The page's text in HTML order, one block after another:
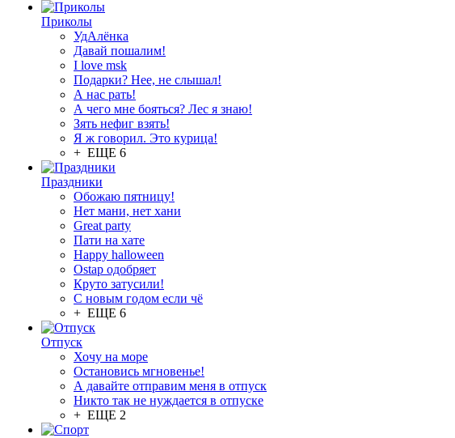
Приколы
УдАлёнка
Давай пошалим!
I love msk
Подарки? Нее, не слышал!
А нас рать!
А чего мне бояться? Лес я знаю!
Зять нефиг взять!
Я ж говорил. Это курица!
+ ЕЩЕ 6
Праздники
Обожаю пятницу!
Нет мани, нет хани
Great party
Пати на хате
Happy halloween
Ostap одобряет
Круто затусили!
С новым годом если чё
+ ЕЩЕ 6
Отпуск
Хочу на море
Остановись мгновенье!
А давайте отправим меня в отпуск
Никто так не нуждается в отпуске
+ ЕЩЕ 2